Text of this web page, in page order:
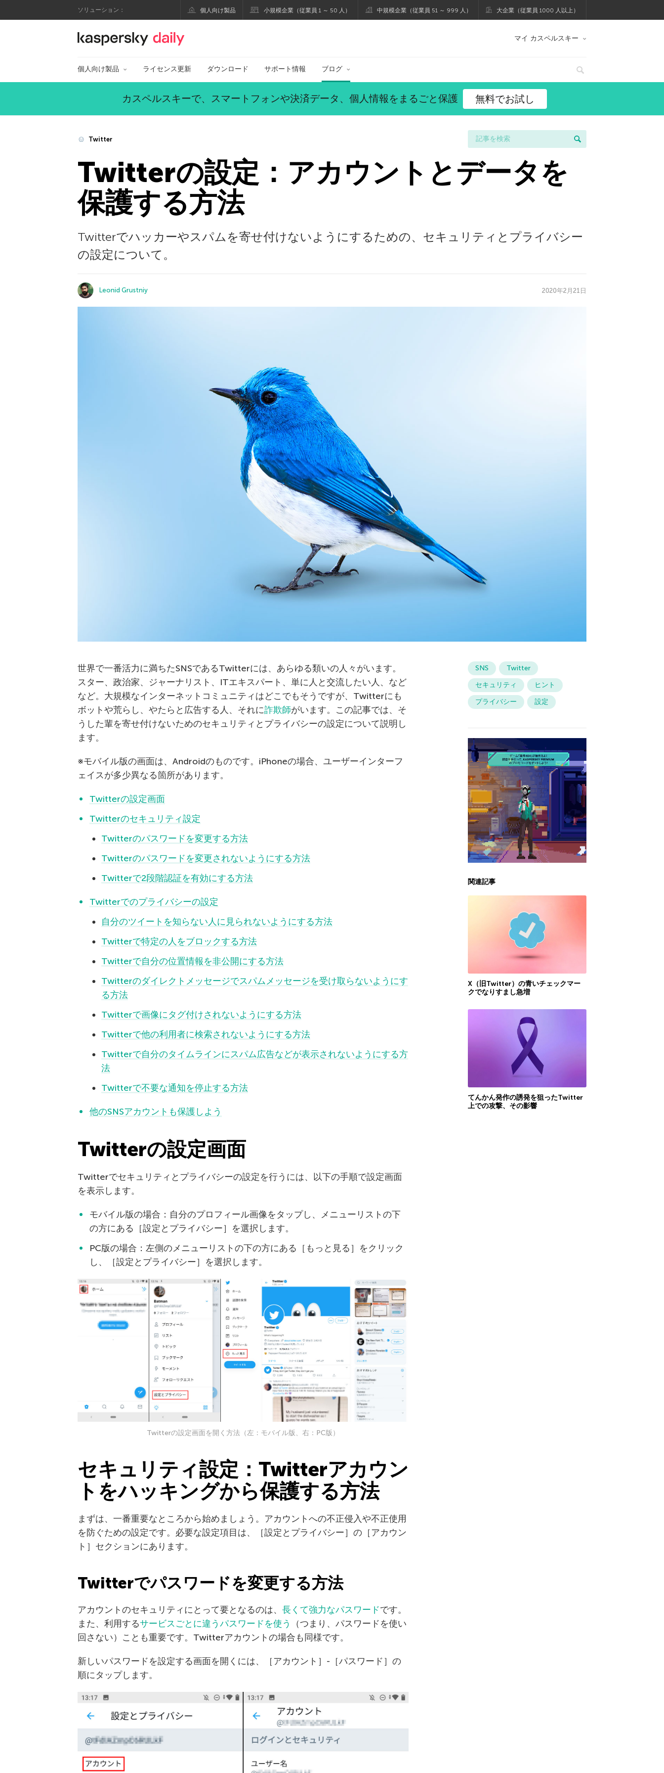
ソリューション： 個人向け製品 小規模企業（従業員 1 ～ 50 人） 中規模企業（従業員 51 ～ 999 人） 大企業（従業員 1000 人以上）
カスペルスキー公式ブログ マイ カスペルスキー
個人向け製品 ライセンス更新 ダウンロード サポート情報 ブログ
カスペルスキーで、スマートフォンや決済データ、個人情報をまるごと保護 無料でお試し
Twitter
Twitterの設定：アカウントとデータを
保護する方法
Twitterでハッカーやスパムを寄せ付けないようにするための、セキュリティとプライバシー
の設定について。
Leonid Grustniy 2020年2月21日
世界で一番活力に満ちたSNSであるTwitterには、あらゆる類いの人々がいます。
スター、政治家、ジャーナリスト、ITエキスパート、単に人と交流したい人、など
など。大規模なインターネットコミュニティはどこでもそうですが、Twitterにも
ボットや荒らし、やたらと広告する人、それに詐欺師がいます。この記事では、そ
うした輩を寄せ付けないためのセキュリティとプライバシーの設定について説明し
ます。
※モバイル版の画面は、Androidのものです。iPhoneの場合、ユーザーインターフ
ェイスが多少異なる箇所があります。
Twitterの設定画面
Twitterのセキュリティ設定
Twitterのパスワードを変更する方法
Twitterのパスワードを変更されないようにする方法
Twitterで2段階認証を有効にする方法
Twitterでのプライバシーの設定
自分のツイートを知らない人に見られないようにする方法
Twitterで特定の人をブロックする方法
Twitterで自分の位置情報を非公開にする方法
Twitterのダイレクトメッセージでスパムメッセージを受け取らないようにす
る方法
Twitterで画像にタグ付けされないようにする方法
Twitterで他の利用者に検索されないようにする方法
Twitterで自分のタイムラインにスパム広告などが表示されないようにする方
法
Twitterで不要な通知を停止する方法
他のSNSアカウントも保護しよう
Twitterの設定画面
Twitterでセキュリティとプライバシーの設定を行うには、以下の手順で設定画面
を表示します。
モバイル版の場合：自分のプロフィール画像をタップし、メニューリストの下
の方にある［設定とプライバシー］を選択します。
PC版の場合：左側のメニューリストの下の方にある［もっと見る］をクリック
し、［設定とプライバシー］を選択します。
Twitterの設定画面を開く方法（左：モバイル版、右：PC版）
セキュリティ設定：Twitterアカウン
トをハッキングから保護する方法
まずは、一番重要なところから始めましょう。アカウントへの不正侵入や不正使用
を防ぐための設定です。必要な設定項目は、［設定とプライバシー］の［アカウン
ト］セクションにあります。
Twitterでパスワードを変更する方法
アカウントのセキュリティにとって要となるのは、 長くて強力なパスワードです。
また、利用するサービスごとに違うパスワードを使う
（つまり、パスワードを使い
回さない）ことも重要です。Twitterアカウントの場合も同様です。
新しいパスワードを設定する画面を開くには、［アカウント］-［パスワード］の
順にタップします。
SNS
Twitter
セキュリティ
ヒント
プライバシー
設定
関連記事
X（旧Twitter）の青いチェックマー
クでなりすまし急増
てんかん発作の誘発を狙ったTwitter
上での攻撃、その影響